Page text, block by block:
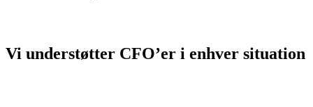
Vi understøtter CFO’er i enhver situation